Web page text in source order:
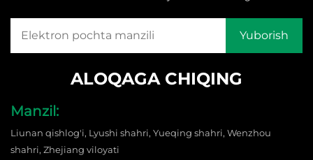
ALOQAGA CHIQING
Manzil:
Liunan qishlog'i, Lyushi shahri, Yueqing shahri, Wenzhou
shahri, Zhejiang viloyati